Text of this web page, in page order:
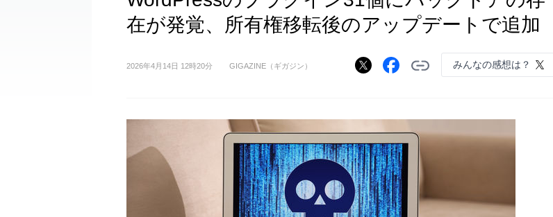
在が発覚、所有権移転後のアップデートで追加
2026年4月14日 12時20分 GIGAZINE（ギガジン） みんなの感想は？